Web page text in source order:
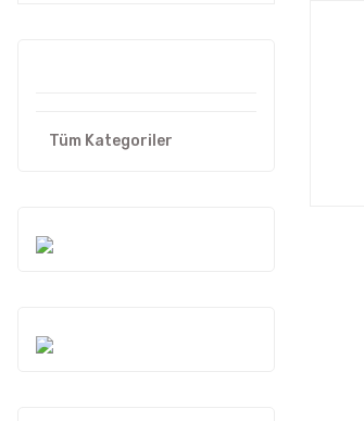
Tüm Kategoriler